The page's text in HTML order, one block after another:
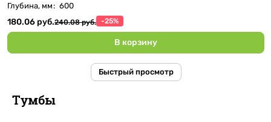
Глубина, мм: 600
180.06 руб.240.08 руб. -25%
В корзину
Быстрый просмотр
Тумбы